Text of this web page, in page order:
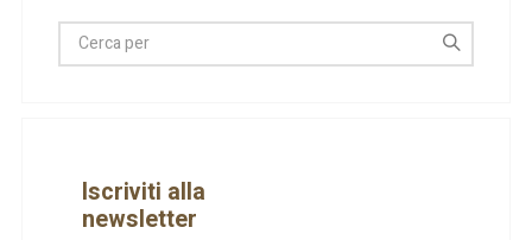
Iscriviti alla
newsletter